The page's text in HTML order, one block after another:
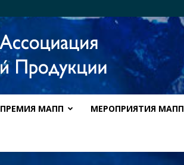
ПРЕМИЯ МАПП МЕРОПРИЯТИЯ МАПП